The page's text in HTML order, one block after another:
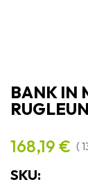
BANK IN
168,19 € (
SKU: